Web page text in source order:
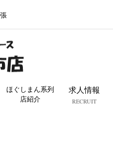
ほぐしまん系列
店紹介
求人情報
RECRUIT